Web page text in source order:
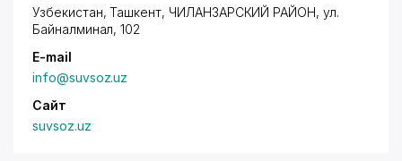
Узбекистан, Ташкент, ЧИЛАНЗАРСКИЙ РАЙОН, ул.
Байналминал, 102
E-mail
info@suvsoz.uz
Сайт
suvsoz.uz